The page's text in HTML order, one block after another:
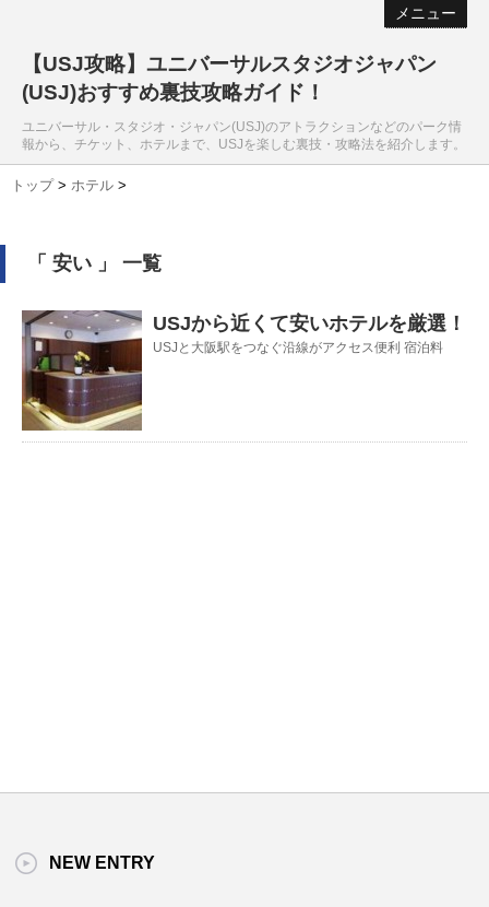
メニュー
【USJ攻略】ユニバーサルスタジオジャパン
(USJ)おすすめ裏技攻略ガイド！
ユニバーサル・スタジオ・ジャパン(USJ)のアトラクションなどのパーク情
報から、チケット、ホテルまで、USJを楽しむ裏技・攻略法を紹介します。
トップ > ホテル >
「 安い 」 一覧
USJから近くて安いホテルを厳選！
USJと大阪駅をつなぐ沿線がアクセス便利 宿泊料
NEW ENTRY